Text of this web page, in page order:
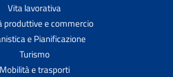
Vita lavorativa
produttive e commercio
e Pianificazione
Turismo
Mobilità e trasporti